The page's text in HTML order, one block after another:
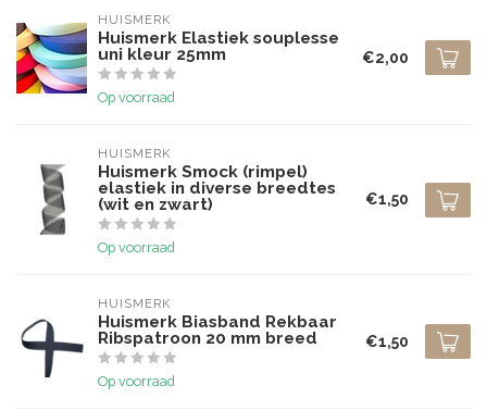
HUISMERK
Huismerk Elastiek souplesse
uni kleur 25mm
Op voorraad
€2,00
HUISMERK
Huismerk Smock (rimpel)
elastiek in diverse breedtes
(wit en zwart)
Op voorraad
€1,50
HUISMERK
Huismerk Biasband Rekbaar
Ribspatroon 20 mm breed
Op voorraad
€1,50